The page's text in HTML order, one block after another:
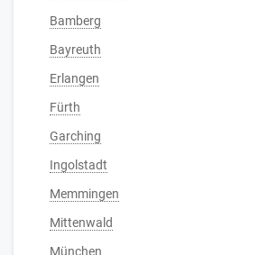
Bamberg
Bayreuth
Erlangen
Fürth
Garching
Ingolstadt
Memmingen
Mittenwald
München